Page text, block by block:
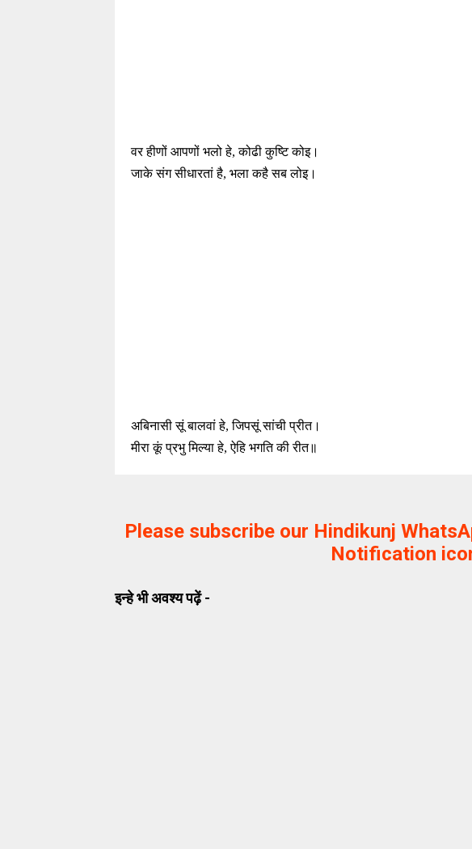
वर हीणों आपणों भलो हे, कोढी कुष्टि कोइ।
जाके संग सीधारतां है, भला कहै सब लोइ।
अबिनासी सूं बालवां हे, जिपसूं सांची प्रीत।
मीरा कूं प्रभु मिल्या हे, ऐहि भगति की रीत॥
Please subscribe our Hindikunj
Notification
इन्हे भी अवश्य पढ़ें -